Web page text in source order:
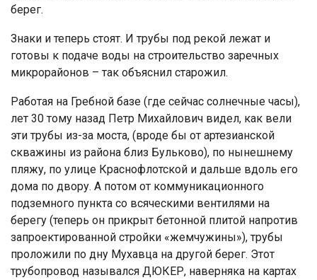
берег.
Знаки и теперь стоят. И трубы под рекой лежат и
готовы к подаче воды на строительство заречных
микрорайонов – так объяснил старожил.
Работая на Гребной базе (где сейчас солнечные часы),
лет 30 тому назад Петр Михайлович видел, как вели
эти трубы из-за моста, (вроде бы от артезианской
скважины из района близ Бульково), по нынешнему
пляжу, по улице Краснофлотской и дальше вдоль его
дома по двору. А потом от коммуникационного
подземного пункта со всяческими вентилями на
берегу (теперь он прикрыт бетонной плитой напротив
запроектированной стройки «жемчужины»), трубы
проложили по дну Мухавца на другой берег. Этот
трубопровод назывался ДЮКЕР, наверняка на картах